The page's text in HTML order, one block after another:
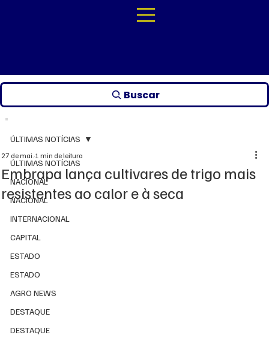
Buscar
ÚLTIMAS NOTÍCIAS
NACIONAL
NACIONAL
INTERNACIONAL
CAPITAL
ESTADO
ESTADO
AGRO NEWS
DESTAQUE
DESTAQUE
ÚLTIMAS NOTÍCIAS
Embrapa lança cultivares de trigo mais
resistentes ao calor e à seca
27 de mai.1 min de leitura